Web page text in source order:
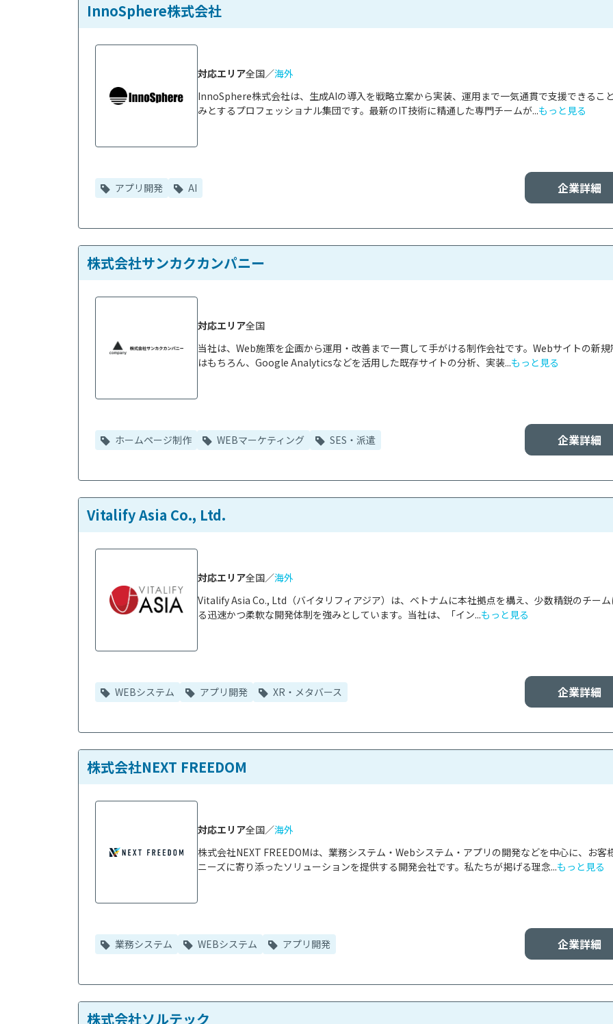
InnoSphere株式会社
InnoSphere株式会社は、生成AIの導入を戦略立案から実装、運用まで一気通貫で支援できるこ
みとするプロフェッショナル集団です。最新のIT技術に精通した専門チームが...もっと見る
対応エリア全国／海外
企業詳細
アプリ開発 AI
株式会社サンカクカンパニー
当社は、Web施策を企画から運用・改善まで一貫して手がける制作会社です。Webサイトの新規
はもちろん、Google Analyticsなどを活用した既存サイトの分析、実装...もっと見る
対応エリア全国
企業詳細
ホームページ制作 WEBマーケティング SES・派遣
Vitalify Asia Co., Ltd.
Vitalify Asia Co., Ltd（バイタリフィアジア）は、ベトナムに本社拠点を構え、少数精鋭のチー
る迅速かつ柔軟な開発体制を強みとしています。当社は、「イン...もっと見る
対応エリア全国／海外
企業詳細
WEBシステム アプリ開発 XR・メタバース
株式会社NEXT FREEDOM
株式会社NEXT FREEDOMは、業務システム・Webシステム・アプリの開発などを中心に、お客
ニーズに寄り添ったソリューションを提供する開発会社です。私たちが掲げる理念...もっと見る
対応エリア全国／海外
企業詳細
業務システム WEBシステム アプリ開発
株式会社ソルテック